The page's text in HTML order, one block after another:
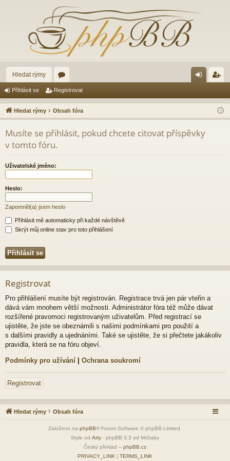
Hledat rýmy
ór
a lá
sit
se
ist
ro
Přihlásit se Registrovat
Hledat rýmy Obsah fóra
Musíte se přihlásit, pokud chcete citovat příspěvky
v tomto fóru.
Uživatelské jméno:
Heslo:
Zapomněl(a) jsem heslo
Přihlásit mě automaticky při každé návštěvě
Skrýt můj online stav pro toto přihlášení
Registrovat
Pro přihlášení musíte být registrován. Registrace trvá jen pár vteřin a
dává vám mnohem větší možnosti. Administrátor fóra též může dávat
rozšířené pravomoci registrovaným uživatelům. Před registrací se
ujistěte, že jste se obeznámili s našimi podmínkami pro použití a
s dalšími pravidly a ujednáními. Také se ujistěte, že si přečtete jakákoliv
pravidla, která se na fóru objeví.
Podmínky pro užívání | Ochrana soukromí
Registrovat
Hledat rýmy Obsah fóra
Založeno na phpBB® Forum Software © phpBB Limited
Style od Arty - phpBB 3.3 od MrGaby
Český překlad – phpBB.cz
PRIVACY_LINK | TERMS_LINK